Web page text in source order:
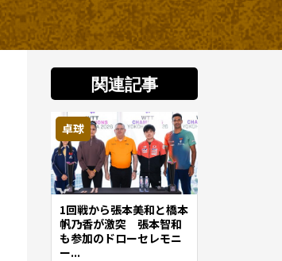
関連記事
卓球
1回戦から張本美和と橋本
帆乃香が激突 張本智和
も参加のドローセレモニ
ー...